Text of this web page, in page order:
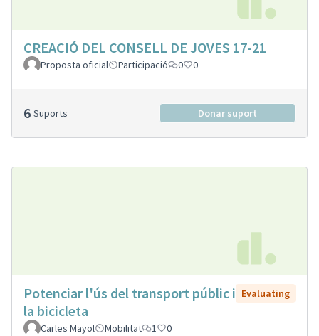
CREACIÓ DEL CONSELL DE JOVES 17-21
Proposta oficial Participació 0 0
6 Suports Donar suport
Potenciar l'ús del transport públic i
la bicicleta
Evaluating
Carles Mayol Mobilitat 1 0